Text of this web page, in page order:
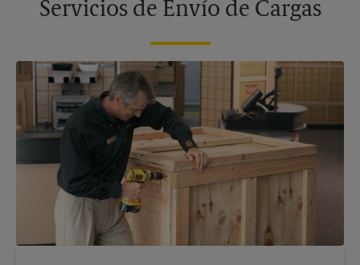
Servicios de Envío de Cargas